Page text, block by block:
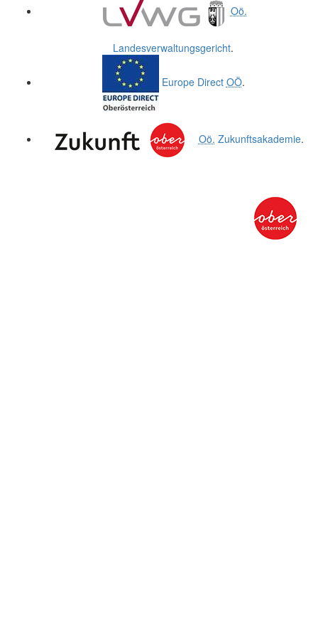
Oö.
Landesverwaltungsgericht.
Europe Direct OÖ.
Oö. Zukunftsakademie.